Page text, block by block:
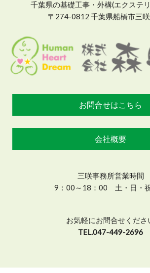
千葉県の基礎工事・外構(エクステ
〒274-0812 千葉県船橋市三
お問合せはこちら
会社概要
三咲事務所営業時間
9：00～18：00 土・日・
お気軽にお問合せくださ
TEL.047-449-2696